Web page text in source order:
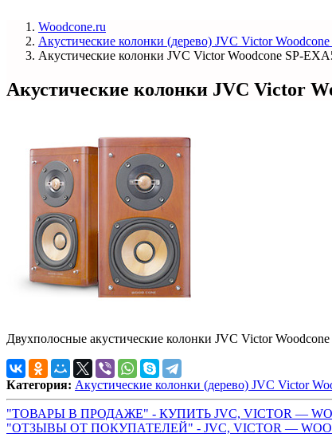
Woodcone.ru
Акустические колонки (дерево) JVC Victor
Акустические колонки JVC Victor Woodcone SP-
Акустические колонки JVC Victor
Двухполосные акустические колонки JVC Victor
Категория: Акустические колонки (дерево) JVC Victor
"ТОВАРЫ В ПРОДАЖЕ" - КУПИТЬ JVC, VICTOR —
"ОТЗЫВЫ ОТ ПОКУПАТЕЛЕЙ" - JVC, VICTOR —